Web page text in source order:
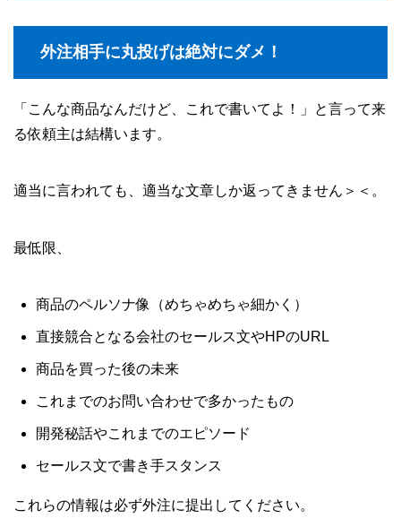
外注相手に丸投げは絶対にダメ！
「こんな商品なんだけど、これで書いてよ！」と言って来
る依頼主は結構います。
適当に言われても、適当な文章しか返ってきません＞＜。
最低限、
商品のペルソナ像（めちゃめちゃ細かく）
直接競合となる会社のセールス文やHPのURL
商品を買った後の未来
これまでのお問い合わせで多かったもの
開発秘話やこれまでのエピソード
セールス文で書き手スタンス
これらの情報は必ず外注に提出してください。